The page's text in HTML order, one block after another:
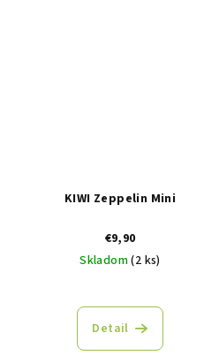
KIWI Zeppelin Mini
€9,90
Skladom(2 ks)
Detail